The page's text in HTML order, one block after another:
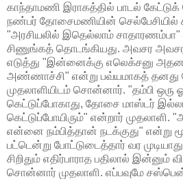
காந்தாமணி இராகத்தில் பாடல்
நண்பர் தோசைமணியின் செல்பேசியில்
"அரசியலில் இதெல்லாம் சாதாரணம்பா"
சிணுங்கத் தொடங்கியது. அவசர
எடுத்து "இன்னைக்கு எலெக்சனு
அண்ணாச்சி" என்று பவ்யமாகத் தனது
முதலாளியிடம் சொன்னார். "தம்பி ஒரு
கெட்டுப்போகாது, தோசை மாஸ்டர்
கெட்டுப்போயிரும்" என்றார்
என்னை நம்பித்தான் நடக்குது" என்று
பட்டென்று போட்டுடைத்தார் வர
சிறிதும் எதிர்பாராத பதிலால்
சொன்னார் முதலாளி. எப்பவுமே